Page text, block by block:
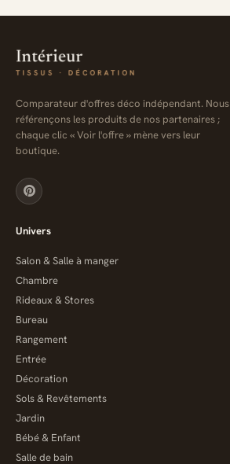
Comparateur d'offres déco indépendant. Nous
référençons les produits de nos partenaires ;
chaque clic « Voir l'offre » mène vers leur
boutique.
Univers
Salon & Salle à manger
Chambre
Rideaux & Stores
Bureau
Rangement
Entrée
Décoration
Sols & Revêtements
Jardin
Bébé & Enfant
Salle de bain